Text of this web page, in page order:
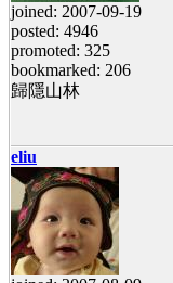
joined: 2007-09-19
posted: 4946
promoted: 325
bookmarked: 206
歸隱山林
eliu